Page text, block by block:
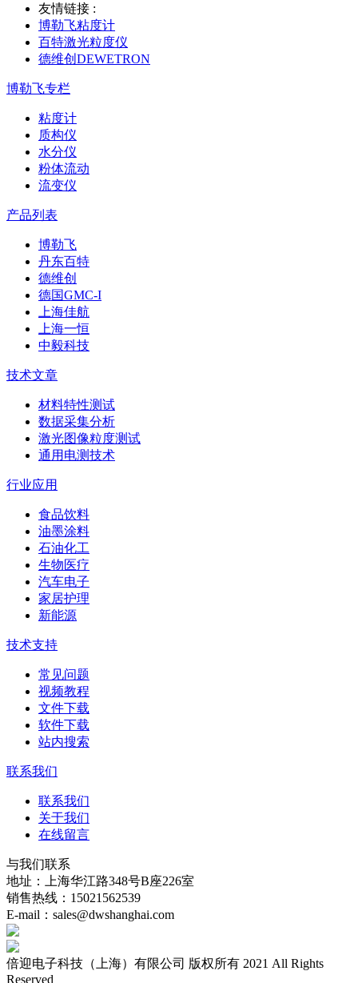
友情链接 :
博勒飞粘度计
百特激光粒度仪
德维创DEWETRON
博勒飞专栏
粘度计
质构仪
水分仪
粉体流动
流变仪
产品列表
博勒飞
丹东百特
德维创
德国GMC-I
上海佳航
上海一恒
中毅科技
技术文章
材料特性测试
数据采集分析
激光图像粒度测试
通用电测技术
行业应用
食品饮料
油墨涂料
石油化工
生物医疗
汽车电子
家居护理
新能源
技术支持
常见问题
视频教程
文件下载
软件下载
站内搜索
联系我们
联系我们
关于我们
在线留言
与我们联系
地址：上海华江路348号B座226室
销售热线：15021562539
E-mail：sales@dwshanghai.com
倍迎电子科技（上海）有限公司 版权所有 2021 All Rights
Reserved